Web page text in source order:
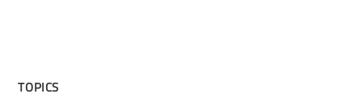
TOPICS